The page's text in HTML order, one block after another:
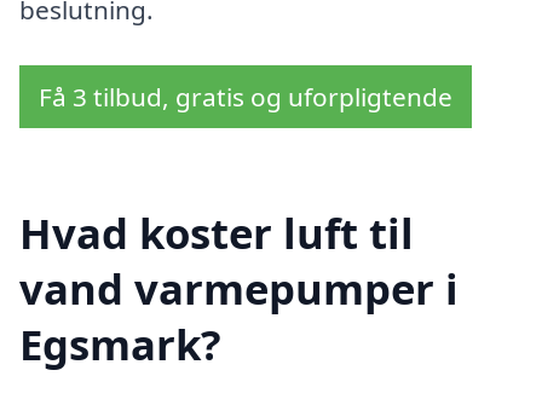
beslutning.
Få 3 tilbud, gratis og uforpligtende
Hvad koster luft til
vand varmepumper i
Egsmark?